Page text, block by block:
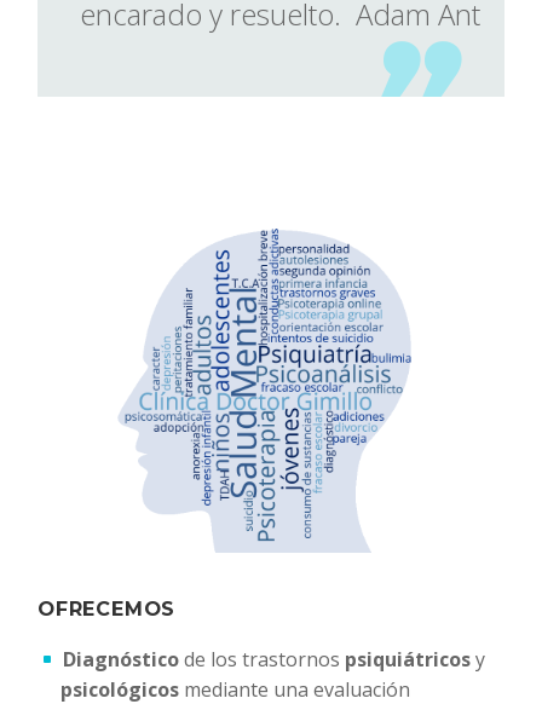
encarado y resuelto. Adam Ant

OFRECEMOS
Diagnósticode los trastornos psiquiátricosy
psicológicos mediante una evaluación